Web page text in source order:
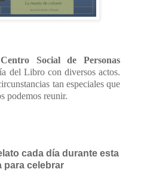
Centro Social de Personas
del Libro con diversos actos.
tan especiales que
podemos reunir.
cada día durante esta
para celebrar